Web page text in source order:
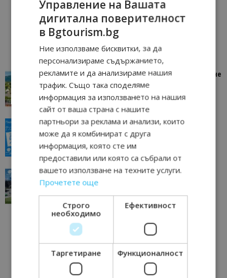
“Пощенска картичка от…”: Петрич – Изживяване
отвъд очакваното
Петрич 11/07/2026 11:22
“Пощенска картичка от…”: Пловдив, градът на
всички времена
Пловдив 23/06/2026 10:00
“Пощенска картичка от…”: Перник – град на
традициите, културата и вдъхновяващите...
Перник 17/06/2026 09:01
Управление на Вашата
дигитална поверителност
в Bgtourism.bg
Ние използваме бисквитки, за да
персонализираме съдържанието,
рекламите и да анализираме нашия
трафик. Също така споделяме
информация за използването на нашия
сайт от ваша страна с нашите
партньори за реклама и анализи, които
може да я комбинират с друга
информация, която сте им
предоставили или която са събрали от
вашето използване на техните услуги.
Прочетете още
Строго
необходимо
Ефективност
Таргетиране Функционалност